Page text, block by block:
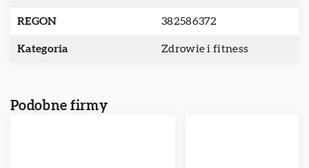
REGON 382586372
Kategoria Zdrowie i fitness
Podobne firmy